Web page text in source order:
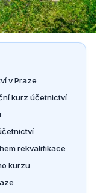
v Praze
kurz účetnictví
rekvalifikace
kurzu